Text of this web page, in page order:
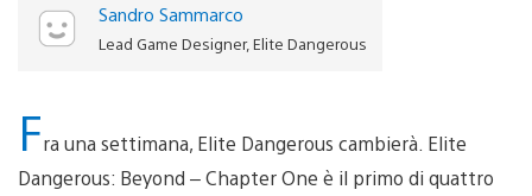
Sandro Sammarco
Lead Game Designer, Elite Dangerous
Fra una settimana, Elite Dangerous cambierà. Elite
Dangerous: Beyond – Chapter One è il primo di quattro